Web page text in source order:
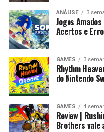
ANÁLISE 3
Jogos
Acertos e
GAMES 3
Rhythm
do Nintendo
GAMES 4
Review |
Brothers vale